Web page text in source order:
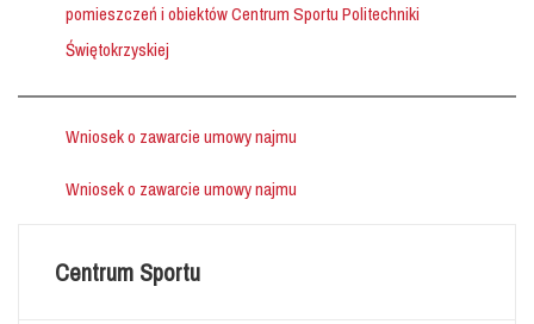
pomieszczeń i obiektów Centrum Sportu Politechniki
Świętokrzyskiej
Wniosek o zawarcie umowy najmu
Wniosek o zawarcie umowy najmu
Centrum Sportu